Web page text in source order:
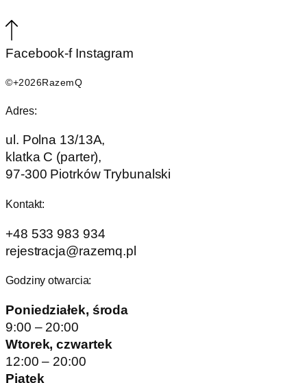
Facebook-f Instagram
©+2026RazemQ
Adres:
ul. Polna 13/13A,
klatka C (parter),
97-300 Piotrków Trybunalski
Kontakt:
+48 533 983 934
rejestracja@razemq.pl
Godziny otwarcia:
Poniedziałek, środa
9:00 – 20:00
Wtorek, czwartek
12:00 – 20:00
Piątek